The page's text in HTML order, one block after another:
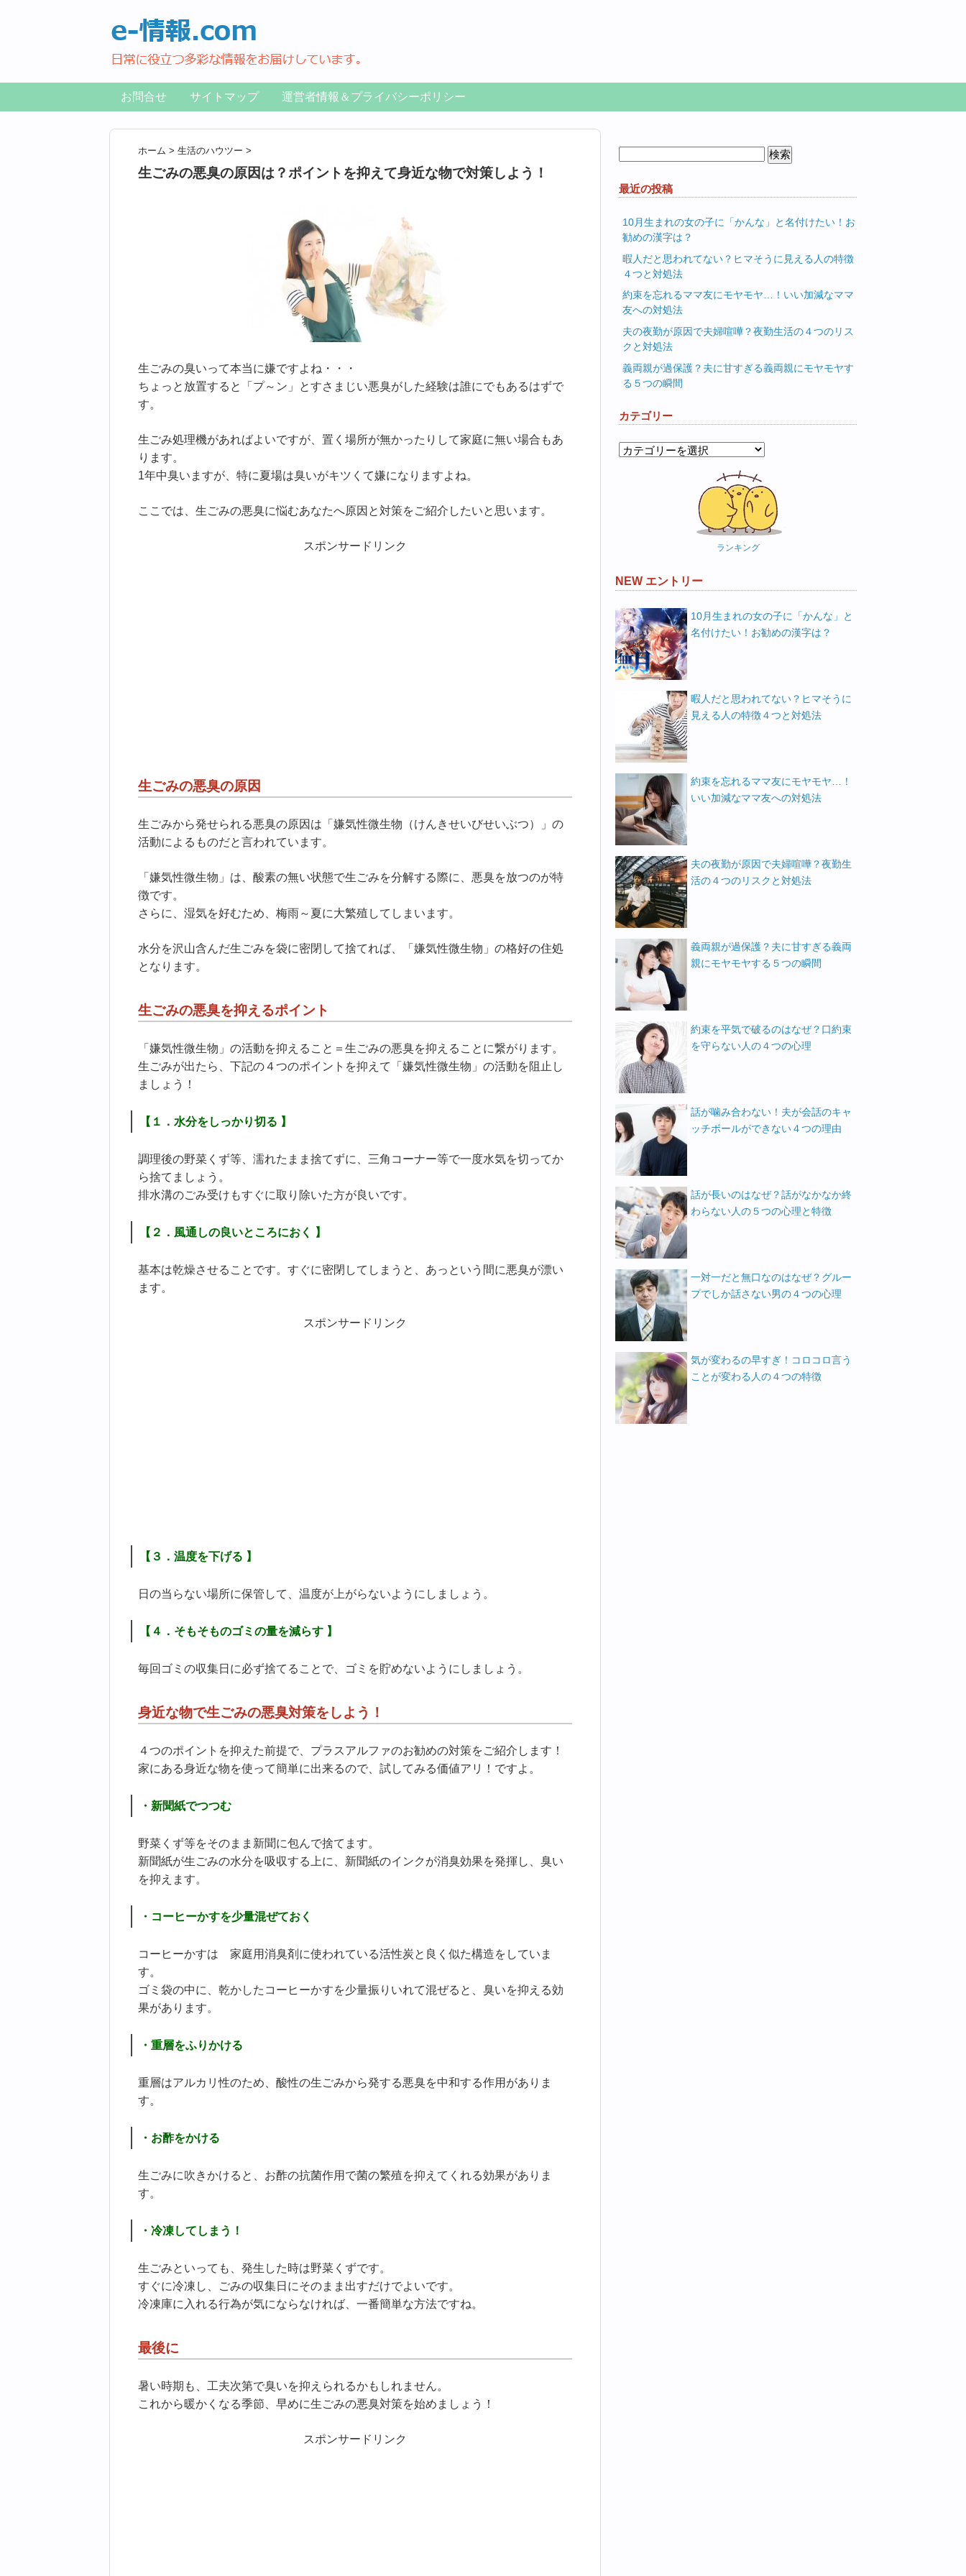
お問合せ サイトマップ 運営者情報＆プライバシーポリシー
ホーム > 生活のハウツー >
生ごみの悪臭の原因は？ポイントを抑えて身近な物で対策しよう！
生ごみの臭いって本当に嫌ですよね・・・
ちょっと放置すると「プ～ン」とすさまじい悪臭がした経験は誰にでもあるはずで
す。
生ごみ処理機があればよいですが、置く場所が無かったりして家庭に無い場合もあ
ります。
1年中臭いますが、特に夏場は臭いがキツくて嫌になりますよね。
ここでは、生ごみの悪臭に悩むあなたへ原因と対策をご紹介したいと思います。
スポンサードリンク
生ごみの悪臭の原因
生ごみから発せられる悪臭の原因は「嫌気性微生物（けんきせいびせいぶつ）」の
活動によるものだと言われています。
「嫌気性微生物」は、酸素の無い状態で生ごみを分解する際に、悪臭を放つのが特
徴です。
さらに、湿気を好むため、梅雨～夏に大繁殖してしまいます。
水分を沢山含んだ生ごみを袋に密閉して捨てれば、「嫌気性微生物」の格好の住処
となります。
生ごみの悪臭を抑えるポイント
「嫌気性微生物」の活動を抑えること＝生ごみの悪臭を抑えることに繋がります。
生ごみが出たら、下記の４つのポイントを抑えて「嫌気性微生物」の活動を阻止し
ましょう！
【１．水分をしっかり切る 】
調理後の野菜くず等、濡れたまま捨てずに、三角コーナー等で一度水気を切ってか
ら捨てましょう。
排水溝のごみ受けもすぐに取り除いた方が良いです。
【２．風通しの良いところにおく 】
基本は乾燥させることです。すぐに密閉してしまうと、あっという間に悪臭が漂い
ます。
スポンサードリンク
【３．温度を下げる 】
日の当らない場所に保管して、温度が上がらないようにしましょう。
【４．そもそものゴミの量を減らす 】
毎回ゴミの収集日に必ず捨てることで、ゴミを貯めないようにしましょう。
身近な物で生ごみの悪臭対策をしよう！
４つのポイントを抑えた前提で、プラスアルファのお勧めの対策をご紹介します！
家にある身近な物を使って簡単に出来るので、試してみる価値アリ！ですよ。
・新聞紙でつつむ
野菜くず等をそのまま新聞に包んで捨てます。
新聞紙が生ごみの水分を吸収する上に、新聞紙のインクが消臭効果を発揮し、臭い
を抑えます。
・コーヒーかすを少量混ぜておく
コーヒーかすは 家庭用消臭剤に使われている活性炭と良く似た構造をしていま
す。
ゴミ袋の中に、乾かしたコーヒーかすを少量振りいれて混ぜると、臭いを抑える効
果があります。
・重層をふりかける
重層はアルカリ性のため、酸性の生ごみから発する悪臭を中和する作用がありま
す。
・お酢をかける
生ごみに吹きかけると、お酢の抗菌作用で菌の繁殖を抑えてくれる効果がありま
す。
・冷凍してしまう！
生ごみといっても、発生した時は野菜くずです。
すぐに冷凍し、ごみの収集日にそのまま出すだけでよいです。
冷凍庫に入れる行為が気にならなければ、一番簡単な方法ですね。
最後に
暑い時期も、工夫次第で臭いを抑えられるかもしれません。
これから暖かくなる季節、早めに生ごみの悪臭対策を始めましょう！
スポンサードリンク
最近の投稿
10月生まれの女の子に「かんな」と名付けたい！お
勧めの漢字は？
暇人だと思われてない？ヒマそうに見える人の特徴
４つと対処法
約束を忘れるママ友にモヤモヤ…！いい加減なママ
友への対処法
夫の夜勤が原因で夫婦喧嘩？夜勤生活の４つのリス
クと対処法
義両親が過保護？夫に甘すぎる義両親にモヤモヤす
る５つの瞬間
カテゴリー
カ
ランキング
NEW エントリー
10月生まれの女の子に「かんな」と
名付けたい！お勧めの漢字は？
暇人だと思われてない？ヒマそうに
見える人の特徴４つと対処法
約束を忘れるママ友にモヤモヤ…！
いい加減なママ友への対処法
夫の夜勤が原因で夫婦喧嘩？夜勤生
活の４つのリスクと対処法
義両親が過保護？夫に甘すぎる義両
親にモヤモヤする５つの瞬間
約束を平気で破るのはなぜ？口約束
を守らない人の４つの心理
話が噛み合わない！夫が会話のキャ
ッチボールができない４つの理由
話が長いのはなぜ？話がなかなか終
わらない人の５つの心理と特徴
一対一だと無口なのはなぜ？グルー
プでしか話さない男の４つの心理
気が変わるの早すぎ！コロコロ言う
ことが変わる人の４つの特徴